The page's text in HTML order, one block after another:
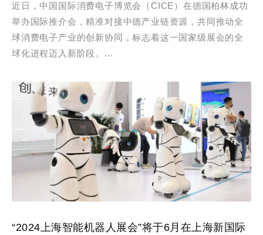
近日，中国国际消费电子博览会（CICE）在德国柏林成功
举办国际推介会，精准对接中德产业链资源，共同推动全
球消费电子产业的创新协同，标志着这一国家级展会的全
球化进程迈入新阶段。...
“2024上海智能机器人展会”将于6月在上海新国际